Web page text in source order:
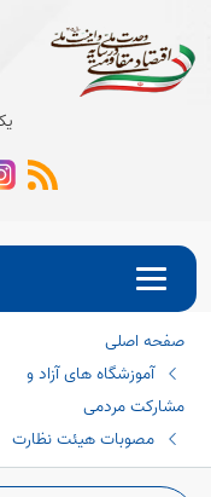
صفحه اصلی
آموزشگاه های آزاد و
مشارکت مردمی
مصوبات هیئت نظارت